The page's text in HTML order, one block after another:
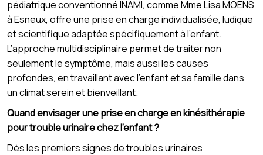
pédiatrique conventionné INAMI, comme Mme Lisa MOENS
à Esneux, offre une prise en charge individualisée, ludique
et scientifique adaptée spécifiquement à l’enfant.
L’approche multidisciplinaire permet de traiter non
seulement le symptôme, mais aussi les causes
profondes, en travaillant avec l’enfant et sa famille dans
un climat serein et bienveillant.
Quand envisager une prise en charge en kinésithérapie
pour trouble urinaire chez l’enfant ?
Dès les premiers signes de troubles urinaires